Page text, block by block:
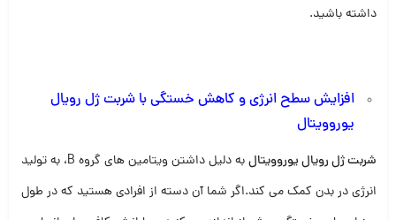
داشته باشید.
افزایش سطح انرژی و کاهش خستگی با شربت ژل رویال
یوروویتال
شربت ژل رویال یوروویتال
به دلیل داشتن ویتامین های گروه B، به تولید
انرژی در بدن کمک می کند.اگر شما آن دسته از افرادی هستید که در طول